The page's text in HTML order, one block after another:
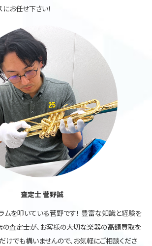
お任せ下さい！
査定士 菅野誠
ムを叩いている菅野です！ 豊富な知識と経験を
査定士が、お客様の大切な楽器の高額買取を
けでも構いませんので、お気軽にご相談くださ